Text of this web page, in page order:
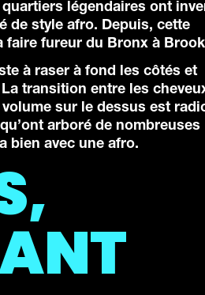
légendaires ont
de style afro. Depuis, cette
faire fureur du Bronx à
à raser à fond les côtés et
transition entre les
sur le dessus est
arboré de nombreuses
bien avec une afro.